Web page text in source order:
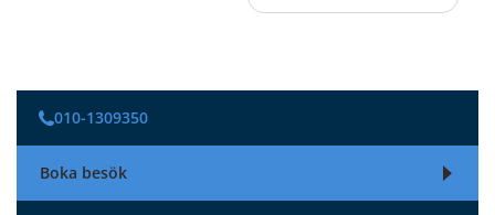
010-1309350
Boka besök